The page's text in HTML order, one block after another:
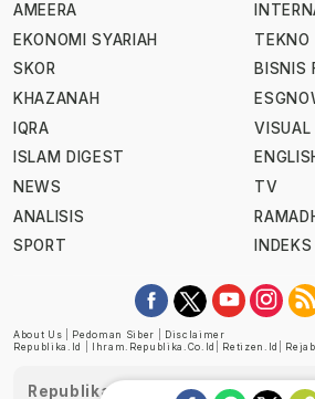
AMEERA
EKONOMI SYARIAH
SKOR
KHAZANAH
IQRA
ISLAM DIGEST
NEWS
ANALISIS
SPORT
TEKNO
BISNIS
VISUAL
TV
INDEKS
About Us Pedoman Siber
Disclaimer
Republika.id
Ihram.republika.co.id Retizen.id
Republika telah diverifikasi oleh